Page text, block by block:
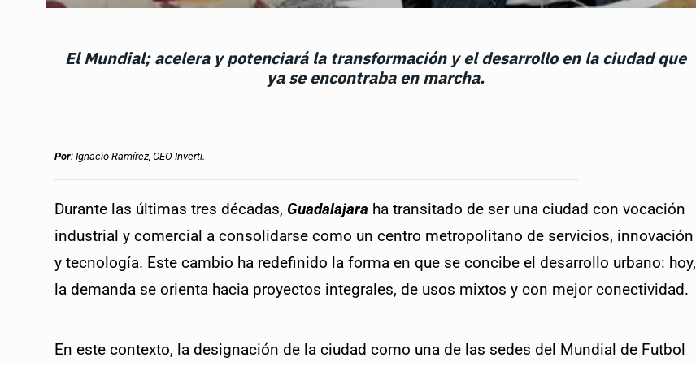
El Mundial; acelera y potenciará la transformación y el desarrollo en la ciudad que
ya se encontraba en marcha.
Por: Ignacio Ramírez, CEO Inverti.
Durante las últimas tres décadas, Guadalajara ha transitado de ser una ciudad con vocación
industrial y comercial a consolidarse como un centro metropolitano de servicios, innovación
y tecnología. Este cambio ha redefinido la forma en que se concibe el desarrollo urbano: hoy,
la demanda se orienta hacia proyectos integrales, de usos mixtos y con mejor conectividad.
En este contexto, la designación de la ciudad como una de las sedes del Mundial de Futbol